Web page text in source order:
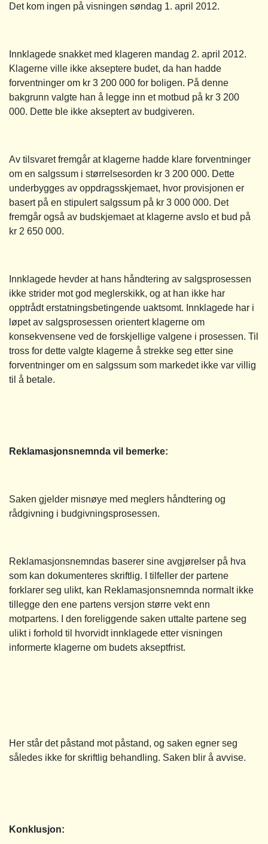
Det kom ingen på visningen søndag 1. april 2012.
Innklagede snakket med klageren mandag 2. april 2012.
Klagerne ville ikke akseptere budet, da han hadde
forventninger om kr 3 200 000 for boligen. På denne
bakgrunn valgte han å legge inn et motbud på kr 3 200
000. Dette ble ikke akseptert av budgiveren.
Av tilsvaret fremgår at klagerne hadde klare forventninger
om en salgssum i størrelsesorden kr 3 200 000. Dette
underbygges av oppdragsskjemaet, hvor provisjonen er
basert på en stipulert salgssum på kr 3 000 000. Det
fremgår også av budskjemaet at klagerne avslo et bud på
kr 2 650 000.
Innklagede hevder at hans håndtering av salgsprosessen
ikke strider mot god meglerskikk, og at han ikke har
opptrådt erstatningsbetingende uaktsomt. Innklagede har i
løpet av salgsprosessen orientert klagerne om
konsekvensene ved de forskjellige valgene i prosessen. Til
tross for dette valgte klagerne å strekke seg etter sine
forventninger om en salgssum som markedet ikke var villig
til å betale.
Reklamasjonsnemnda vil bemerke:
Saken gjelder misnøye med meglers håndtering og
rådgivning i budgivningsprosessen.
Reklamasjonsnemndas baserer sine avgjørelser på hva
som kan dokumenteres skriftlig. I tilfeller der partene
forklarer seg ulikt, kan Reklamasjonsnemnda normalt ikke
tillegge den ene partens versjon større vekt enn
motpartens. I den foreliggende saken uttalte partene seg
ulikt i forhold til hvorvidt innklagede etter visningen
informerte klagerne om budets akseptfrist.
Her står det påstand mot påstand, og saken egner seg
således ikke for skriftlig behandling. Saken blir å avvise.
Konklusjon: